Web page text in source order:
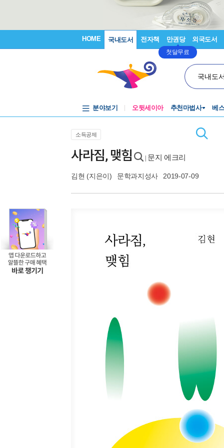
HOME 국내도서 전자책 만권당
첫달무료
외국도서
국내도
분야보기 오뒷세이아 추천마법사 베
소득공제
사라짐, 맺힘 문지 에크리
김현 (지은이) 문학과지성사 2019-07-09